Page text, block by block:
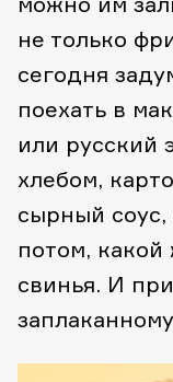
не только
сегодня
поехать в
или русский
хлебом,
сырный соус,
потом,
свинья. И